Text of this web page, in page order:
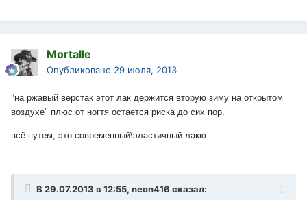
Mortalle
Опубликовано 29 июля, 2013
"на ржавый верстак этот лак держится вторую зиму на открытом
воздухе" плюс от ногтя остается риска до сих пор.
всё путем, это современный\эластичный лакю
В 29.07.2013 в 12:55, neon416 сказал: